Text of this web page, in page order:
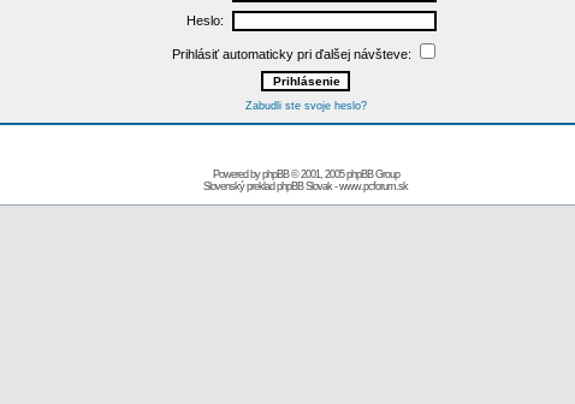
Heslo:
Prihlásiť automaticky pri ďalšej návšteve:
Zabudli ste svoje heslo?
Powered byphpBB© 2001, 2005 phpBB Group
Slovenský preklad phpBB Slovak-www.pcforum.sk